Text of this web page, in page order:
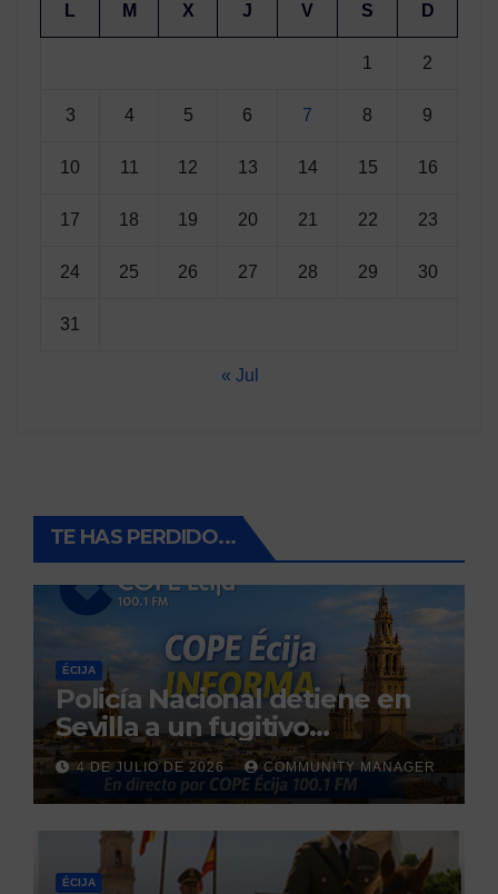
L M X J V S D
1 2
3 4 5 6 7 8 9
10 11 12 13 14 15 16
17 18 19 20 21 22 23
24 25 26 27 28 29 30
31
« Jul
TE HAS PERDIDO...
ÉCIJA
Policía Nacional detiene en
Sevilla a un fugitivo
reclamado por narcotráfico
tras no regresar a prisión
durante un permiso
penitenciario
4 DE JULIO DE 2026 COMMUNITY MANAGER
ÉCIJA